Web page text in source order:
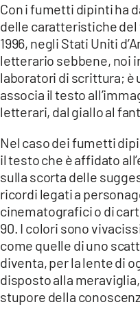
Con i fumetti dipinti ha
delle caratteristiche
1996, negli Stati Uniti
letterario sebbene, noi
laboratori di scrittura; è
associa il testo
letterari, dal giallo al
Nel caso dei fumetti
il testo che è affidato
sulla scorta delle
ricordi legati a
cinematografici o di
90. I colori sono
come quelle di uno
diventa, per la lente di
disposto alla
stupore della